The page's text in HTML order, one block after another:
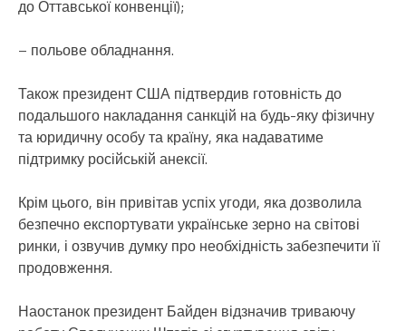
до Оттавської конвенції);
– польове обладнання.
Також президент США підтвердив готовність до
подальшого накладання санкцій на будь-яку фізичну
та юридичну особу та країну, яка надаватиме
підтримку російській анексії.
Крім цього, він привітав успіх угоди, яка дозволила
безпечно експортувати українське зерно на світові
ринки, і озвучив думку про необхідність забезпечити її
продовження.
Наостанок президент Байден відзначив триваючу